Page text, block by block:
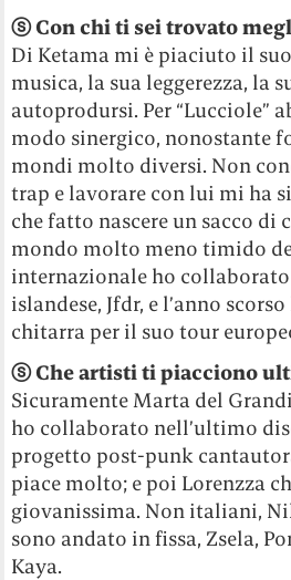
ⓢCon chi ti sei trovato
Di Ketama mi è piaciuto il
musica, la sua leggerezza, la
autoprodursi. Per “Lucciole”
modo sinergico, nonostante
mondi molto diversi. Non
trap e lavorare con lui mi ha
che fatto nascere un sacco di
mondo molto meno timido
internazionale ho collaborato
islandese, Jfdr, e l’anno
chitarra per il suo tour
ⓢChe artisti ti piacciono
Sicuramente Marta del
ho collaborato nell’ultimo
progetto post-punk
piace molto; e poi Lorenzza
giovanissima. Non italiani,
sono andato in fissa, Zsela,
Kaya.